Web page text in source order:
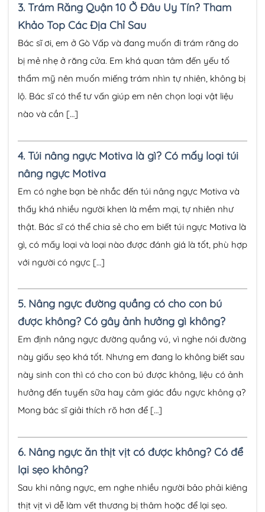
3. Trám Răng Quận 10 Ở Đâu Uy Tín? Tham
Khảo Top Các Địa Chỉ Sau
Bác sĩ ơi, em ở Gò Vấp và đang muốn đi trám răng do
bị mẻ nhẹ ở răng cửa. Em khá quan tâm đến yếu tố
thẩm mỹ nên muốn miếng trám nhìn tự nhiên, không bị
lộ. Bác sĩ có thể tư vấn giúp em nên chọn loại vật liệu
nào và cần […]
4. Túi nâng ngực Motiva là gì? Có mấy loại túi
nâng ngực Motiva
Em có nghe bạn bè nhắc đến túi nâng ngực Motiva và
thấy khá nhiều người khen là mềm mại, tự nhiên như
thật. Bác sĩ có thể chia sẻ cho em biết túi ngực Motiva là
gì, có mấy loại và loại nào được đánh giá là tốt, phù hợp
với người có ngực […]
5. Nâng ngực đường quầng có cho con bú
được không? Có gây ảnh hưởng gì không?
Em định nâng ngực đường quầng vú, vì nghe nói đường
này giấu sẹo khá tốt. Nhưng em đang lo không biết sau
này sinh con thì có cho con bú được không, liệu có ảnh
hưởng đến tuyến sữa hay cảm giác đầu ngực không ạ?
Mong bác sĩ giải thích rõ hơn để […]
6. Nâng ngực ăn thịt vịt có được không? Có để
lại sẹo không?
Sau khi nâng ngực, em nghe nhiều người bảo phải kiêng
thịt vịt vì dễ làm vết thương bị thâm hoặc để lại sẹo.